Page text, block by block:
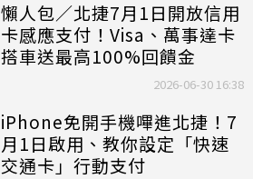
懶人包／北捷7月1日開放信用
卡感應支付！Visa、萬事達卡
搭車送最高100%回饋金
2026-06-30 16:38
iPhone免開手機嗶進北捷！7
月1日啟用、教你設定「快速
交通卡」行動支付